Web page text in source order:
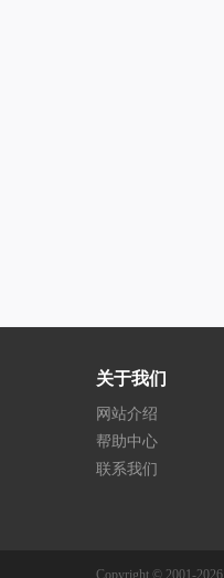
关于我们
网站介绍
帮助中心
联系我们
Copyright © 2001-2026